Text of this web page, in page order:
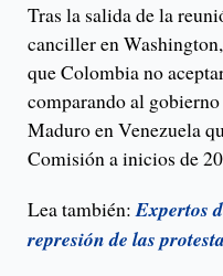
Tras la salida de la
canciller en
que Colombia no
comparando al
Maduro en Venezuela
Comisión a inicios de
Lea también:Expertos
represión de las